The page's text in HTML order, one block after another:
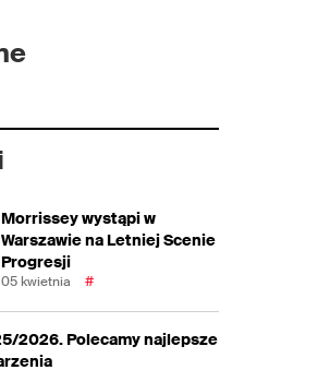
Morrissey wystąpi w
Warszawie na Letniej Scenie
Progresji
05 kwietnia #
2026. Polecamy najlepsze